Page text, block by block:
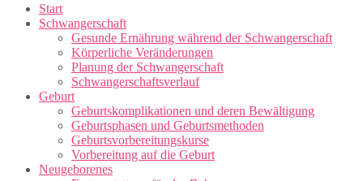
Start
Schwangerschaft
Gesunde Ernährung während der Schwangerschaft
Körperliche Veränderungen
Planung der Schwangerschaft
Schwangerschaftsverlauf
Geburt
Geburtskomplikationen und deren Bewältigung
Geburtsphasen und Geburtsmethoden
Geburtsvorbereitungskurse
Vorbereitung auf die Geburt
Neugeborenes